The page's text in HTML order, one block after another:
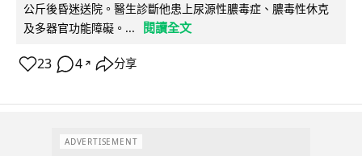
公斤後昏迷送院。醫生診斷他患上尿源性膿毒症、膿毒性休克
及多器官功能障礙。...
閱讀全文
23 4 ↗ 分享
ADVERTISEMENT